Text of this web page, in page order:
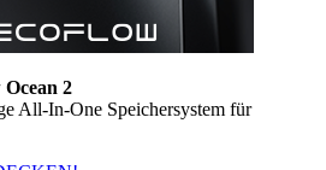
2
All-In-One Speichersystem für